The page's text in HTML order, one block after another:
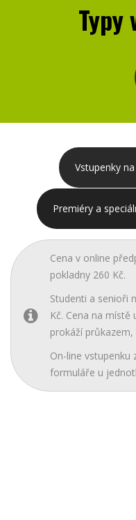
Typy
Vstupenky
Premiéry a
Cena v online
pokladny 260 Kč.
Studenti a senioři
Kč. Cena na místě
prokáží
On-line
formuláře u